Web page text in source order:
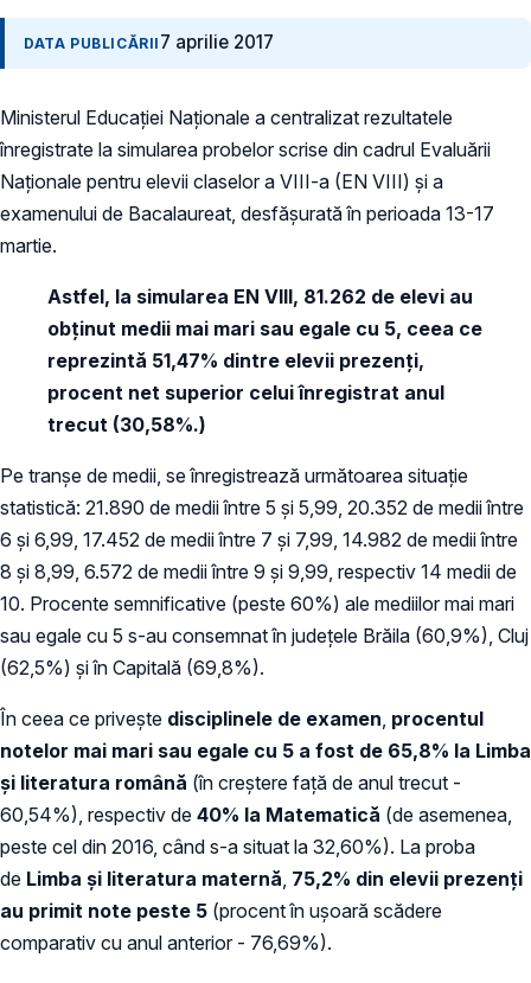
DATA PUBLICĂRII 7 aprilie 2017
Ministerul Educaţiei Naţionale a centralizat rezultatele
înregistrate la simularea probelor scrise din cadrul Evaluării
Naţionale pentru elevii claselor a VIII-a (EN VIII) și a
examenului de Bacalaureat, desfășurată în perioada 13-17
martie.
Astfel, la simularea EN VIII, 81.262 de elevi au
obţinut medii mai mari sau egale cu 5, ceea ce
reprezintă 51,47% dintre elevii prezenți,
procent net superior celui înregistrat anul
trecut (30,58%.)
Pe tranşe de medii, se înregistrează următoarea situaţie
statistică: 21.890 de medii între 5 şi 5,99, 20.352 de medii între
6 şi 6,99, 17.452 de medii între 7 şi 7,99, 14.982 de medii între
8 şi 8,99, 6.572 de medii între 9 şi 9,99, respectiv 14 medii de
10. Procente semnificative (peste 60%) ale mediilor mai mari
sau egale cu 5 s-au consemnat în județele Brăila (60,9%), Cluj
(62,5%) și în Capitală (69,8%).
În ceea ce priveşte disciplinele de examen procentul
notelor mai mari sau egale cu 5 a fost de 65,8% la Limba
şi literatura română (în creștere față de anul trecut -
60,54%), respectiv de 40% la Matematică (de asemenea,
peste cel din 2016, când s-a situat la 32,60%). La proba
de Limba şi literatura maternă 75,2% din elevii prezenți
au primit note peste 5 (procent în ușoară scădere
comparativ cu anul anterior - 76,69%).